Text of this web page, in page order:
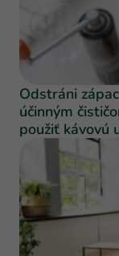
Odstráni
účinným
použiť kávovú